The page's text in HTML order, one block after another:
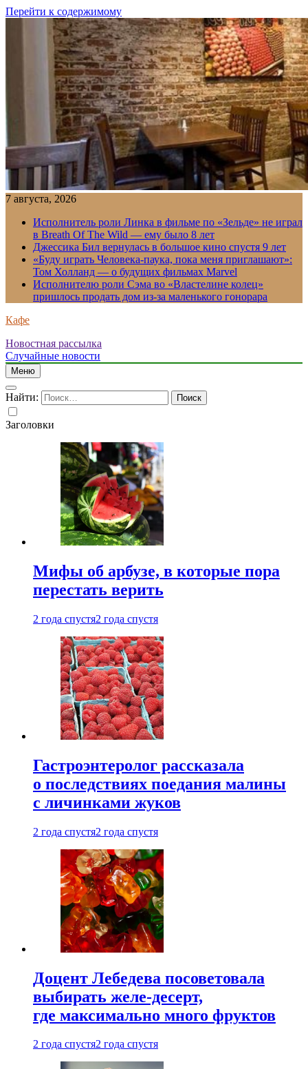
Перейти к содержимому
7 августа, 2026
Исполнитель роли Линка в фильме по «Зельде» не играл
в Breath Of The Wild — ему было 8 лет
Джессика Бил вернулась в большое кино спустя 9 лет
«Буду играть Человека-паука, пока меня приглашают»:
Том Холланд — о будущих фильмах Marvel
Исполнителю роли Сэма во «Властелине колец»
пришлось продать дом из-за маленького гонорара
Кафе
Новостная рассылка
Случайные новости
Меню
Найти:
Заголовки
Мифы об арбузе, в которые пора
перестать верить
2 года спустя2 года спустя
Гастроэнтеролог рассказала
о последствиях поедания малины
с личинками жуков
2 года спустя2 года спустя
Доцент Лебедева посоветовала
выбирать желе-десерт,
где максимально много фруктов
2 года спустя2 года спустя